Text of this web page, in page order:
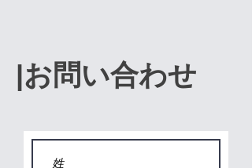
​|お問い合わせ